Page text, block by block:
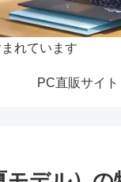
れています
PC直販サイト